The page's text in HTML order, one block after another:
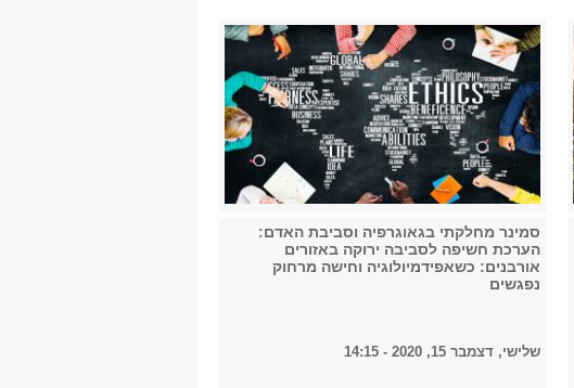
2014
2015
2016
סמינר מחלקתי בגאוגרפיה וסביבת האדם:
הערכת חשיפה לסביבה ירוקה באזורים
אורבנים: כשאפידמיולוגיה וחישה מרחוק
נפגשים
שלישי, דצמבר 15, 2020 - 14:15